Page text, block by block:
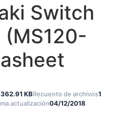
Switch
362.91 KBRecuento de archivos1
actualización04/12/2018